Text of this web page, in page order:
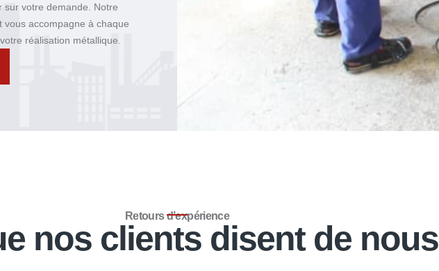
sur votre demande. Notre
accompagne à chaque
réalisation métallique.
Retours d’expérience
nos clients disent de nous